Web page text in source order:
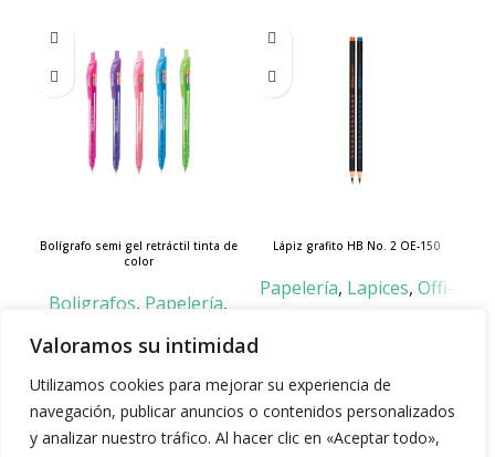
Valoramos su intimidad
Utilizamos cookies para mejorar su experiencia de
navegación, publicar anuncios o contenidos personalizados
y analizar nuestro tráfico. Al hacer clic en «Aceptar todo»,
Bolígrafo semi gel retráctil tinta de
color
Boligrafos, Papelería,
$900 unidad
Seleccionar opciones
Lápiz grafito HB No. 2 OE-150
Papelería, Lapices, Offi-